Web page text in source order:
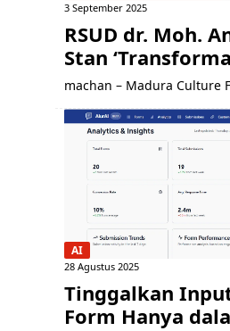
3 September 2025
RSUD dr. Moh.
Stan
machan – Madura Culture
AI
28 Agustus 2025
Tinggalkan
Form Hanya